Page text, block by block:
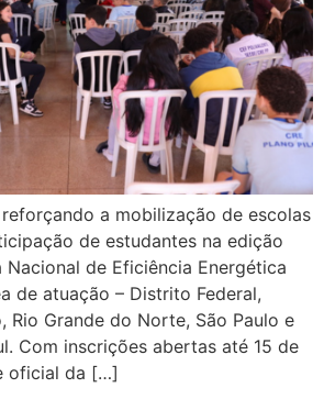
a mobilização de escolas
de estudantes na edição
de Eficiência Energética
de atuação – Distrito Federal,
Rio Grande do Norte, São Paulo e
Com inscrições abertas até 15 de
oficial da […]